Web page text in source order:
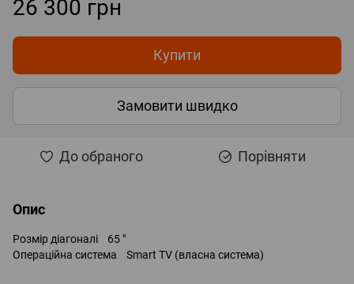
26 300 грн
Купити
Замовити швидко
До обраного Порівняти
Опис
Розмір діагоналі 65 "
Операційна система Smart TV (власна система)